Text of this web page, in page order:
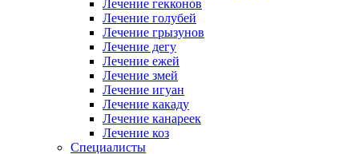
Лечение гекконов
Лечение голубей
Лечение грызунов
Лечение дегу
Лечение ежей
Лечение змей
Лечение игуан
Лечение какаду
Лечение канареек
Лечение коз
Специалисты